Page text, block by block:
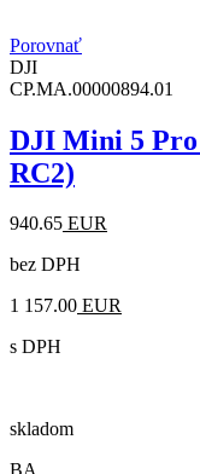
Porovnať
DJI
CP.MA.00000894.01
DJI Mini 5
RC2)
940.65 EUR
bez DPH
1 157.00 EUR
s DPH
skladom